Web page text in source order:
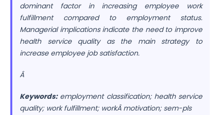
dominant factor in increasing employee work
fulfillment compared to employment status.
Managerial implications indicate the need to improve
health service quality as the main strategy to
increase employee job satisfaction.
Â
Keywords:employment classification; health service
quality; work fulfillment; workÂ motivation; sem-pls